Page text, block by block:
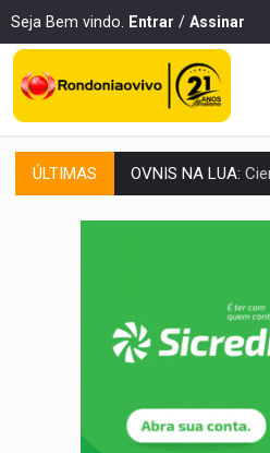
Seja Bem vindo. Entrar / Assinar
ÚLTIMAS ACABOU COM
VÍDEO:Ladrão é
BOLSAS DE
Brasil tem
VÍDEO:Armado com
VÍDEO:Perseguição é